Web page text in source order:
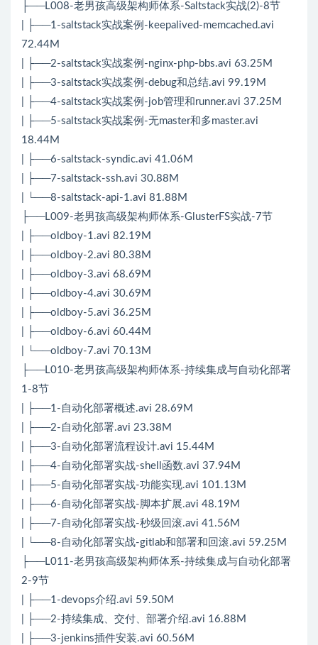
├──L008-老男孩高级架构师体系-Saltstack实战(2)-8节
| ├──1-saltstack实战案例-keepalived-memcached.avi
72.44M
| ├──2-saltstack实战案例-nginx-php-bbs.avi 63.25M
| ├──3-saltstack实战案例-debug和总结.avi 99.19M
| ├──4-saltstack实战案例-job管理和runner.avi 37.25M
| ├──5-saltstack实战案例-无master和多master.avi
18.44M
| ├──6-saltstack-syndic.avi 41.06M
| ├──7-saltstack-ssh.avi 30.88M
| └──8-saltstack-api-1.avi 81.88M
├──L009-老男孩高级架构师体系-GlusterFS实战-7节
| ├──oldboy-1.avi 82.19M
| ├──oldboy-2.avi 80.38M
| ├──oldboy-3.avi 68.69M
| ├──oldboy-4.avi 30.69M
| ├──oldboy-5.avi 36.25M
| ├──oldboy-6.avi 60.44M
| └──oldboy-7.avi 70.13M
├──L010-老男孩高级架构师体系-持续集成与自动化部署
1-8节
| ├──1-自动化部署概述.avi 28.69M
| ├──2-自动化部署.avi 23.38M
| ├──3-自动化部署流程设计.avi 15.44M
| ├──4-自动化部署实战-shell函数.avi 37.94M
| ├──5-自动化部署实战-功能实现.avi 101.13M
| ├──6-自动化部署实战-脚本扩展.avi 48.19M
| ├──7-自动化部署实战-秒级回滚.avi 41.56M
| └──8-自动化部署实战-gitlab和部署和回滚.avi 59.25M
├──L011-老男孩高级架构师体系-持续集成与自动化部署
2-9节
| ├──1-devops介绍.avi 59.50M
| ├──2-持续集成、交付、部署介绍.avi 16.88M
| ├──3-jenkins插件安装.avi 60.56M